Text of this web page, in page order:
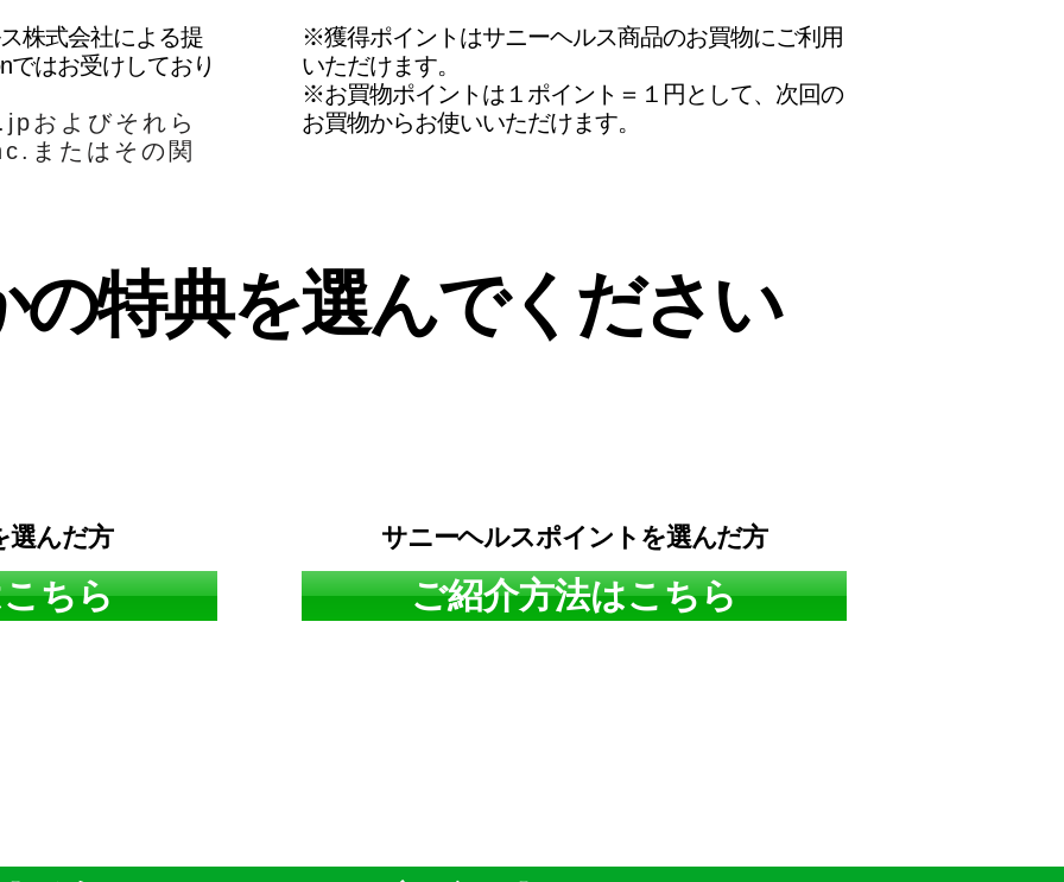
株式会社による提
ではお受けしており
およびそれら
またはその関
※獲得ポイントはサニーヘルス商品のお買物にご利用
いただけます。
※お買物ポイントは１ポイント＝１円として、次回の
お買物からお使いいただけます。
の特典を選んでください
選んだ方
ちら
サニーヘルスポイントを選んだ方
ご紹介方法はこちら